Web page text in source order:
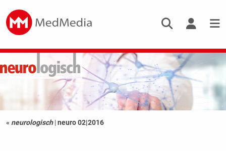
« neurologisch |neuro 02|2016